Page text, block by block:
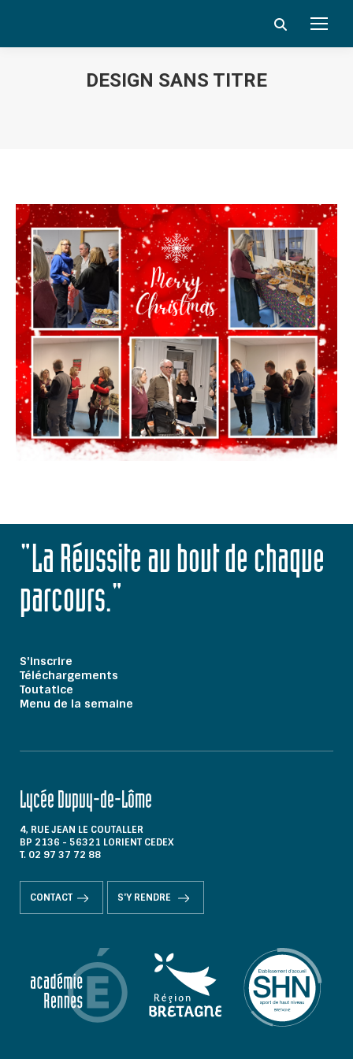
Search:
DESIGN SANS TITRE
"La Réussite au bout de chaque
parcours."
S'inscrire
Téléchargements
Toutatice
Menu de la semaine
Lycée Dupuy-de-Lôme
4, RUE JEAN LE COUTALLER
BP 2136 - 56321 LORIENT CEDEX
T. 02 97 37 72 88
CONTACT S'Y RENDRE